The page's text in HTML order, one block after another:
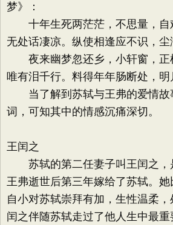
梦》：
十年生死两茫茫，不思量，自
无处话凄凉。纵使相逢应不识，尘
夜来幽梦忽还乡，小轩窗，正
唯有泪千行。料得年年肠断处，明
当了解到苏轼与王弗的爱情故
词，可知其中的情感沉痛深切。
王闰之
苏轼的第二任妻子叫王闰之，
王弗逝世后第三年嫁给了苏轼。她
自小对苏轼崇拜有加，生性温柔
闰之伴随苏轼走过了他人生中最